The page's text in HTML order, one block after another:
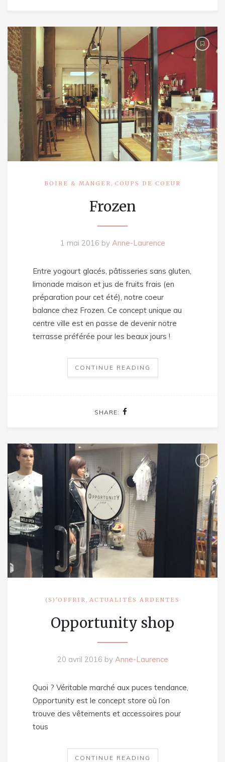
BOIRE & MANGER COUPS DE COEUR
Frozen
1 mai 2016 by Anne-Laurence
Entre yogourt glacés, pâtisseries sans gluten,
limonade maison et jus de fruits frais (en
préparation pour cet été), notre coeur
balance chez Frozen. Ce concept unique au
centre ville est en passe de devenir notre
terrasse préférée pour les beaux jours !
CONTINUE READING
SHARE:
(S)'OFFRIR , ACTUALITÉS ARDENTES
Opportunity shop
20 avril 2016 by Anne-Laurence
Quoi ? Véritable marché aux puces tendance,
Opportunity est le concept store où l’on
trouve des vêtements et accessoires pour
tous
CONTINUE READING